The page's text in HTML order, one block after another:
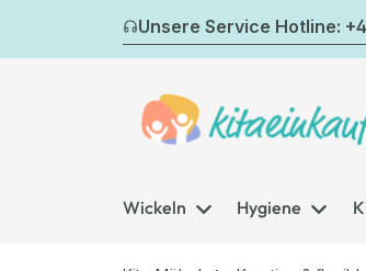
Hauptinhalt springen
Zur Suche springen
Zur Hauptnavigation springen
Unsere Service Hotline:
Wickeln Hygiene